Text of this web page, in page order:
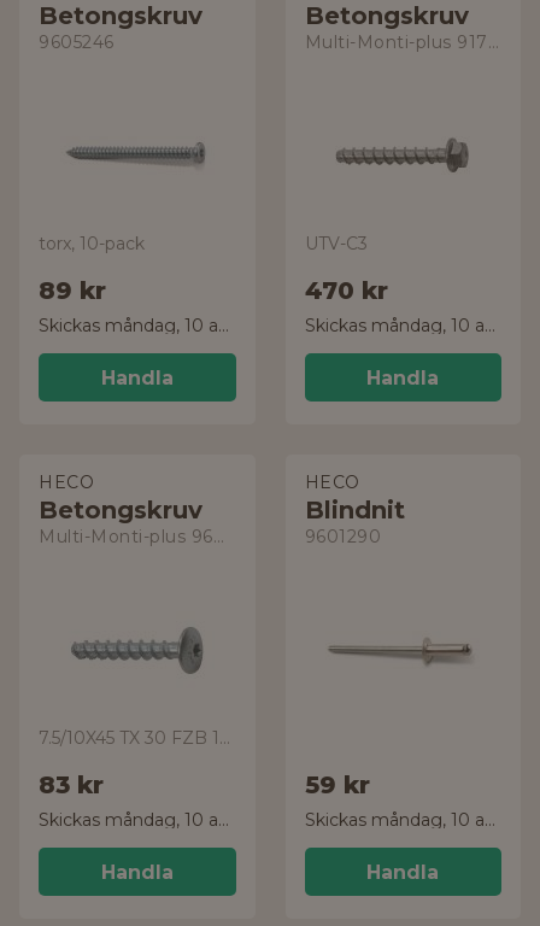
Betongskruv
9605246
torx, 10-pack
89 kr
Skickas måndag, 10 aug.
Handla
Betongskruv
Multi-Monti-plus 917110060581
UTV-C3
470 kr
Skickas måndag, 10 aug.
Handla
HECO
Betongskruv
Multi-Monti-plus 9605263
7.5/10X45 TX 30 FZB 10-pack
83 kr
Skickas måndag, 10 aug.
Handla
HECO
Blindnit
9601290
59 kr
Skickas måndag, 10 aug.
Handla